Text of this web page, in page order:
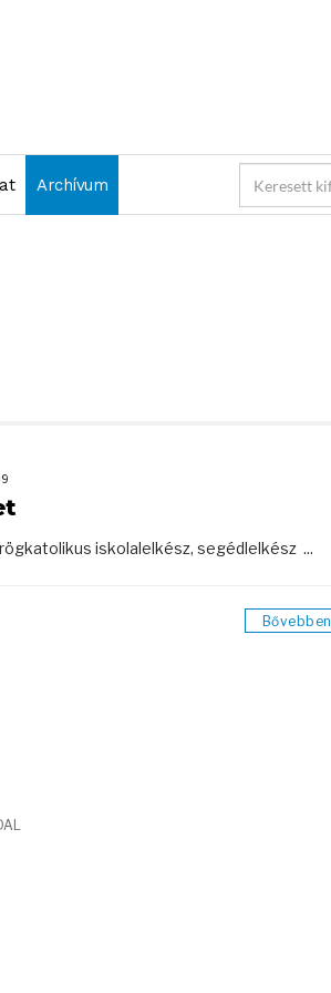
Archívum
iskolalelkész, segédlelkész ...
Bővebben